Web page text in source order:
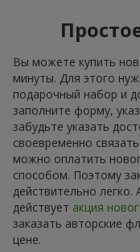
Вы можете купить
минуты. Для этого
подарочный набор и
заполните форму,
забудьте указать
своевременно
можно оплатить
способом. Поэтому
действительно
действует акция
заказать авторские
цене.